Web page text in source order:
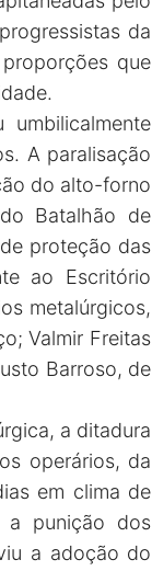
da
que
A paralisação
do alto-forno
Batalhão de
proteção das
ao Escritório
metalúrgicos,
Valmir Freitas
Barroso, de
a ditadura
operários, da
em clima de
a punição dos
a adoção do